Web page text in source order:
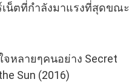
เน็ตที่กำลังมาแรงที่สุดขณะ
หลายๆคนอย่าง Secret
Sun (2016)